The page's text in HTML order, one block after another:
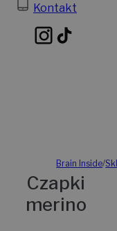
Kontakt
Brain Inside/
Czapki
merino